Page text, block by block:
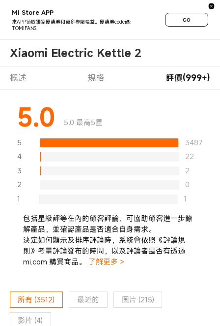
Mi Store APP
來APP領取獨家優惠券和更多專屬權益。優惠券code碼：
TOMIFANS
GO
Xiaomi Electric Kettle 2
概述 規格 評價(999+)
5.0 5.0 最高5星
5
3487
4
22
3
2
2
0
1
1
包括星級評等在內的顧客評論，可協助顧客進一步瞭
解產品，並確認產品是否適合自身需求。
決定如何顯示及排序評論時，系統會依照《評論規
則》考量評論發布的時間，以及評論者是否有透過
mi.com 購買商品。
了解更多 >
所有 (3512) 最近的 圖片 (215)
影片 (4)